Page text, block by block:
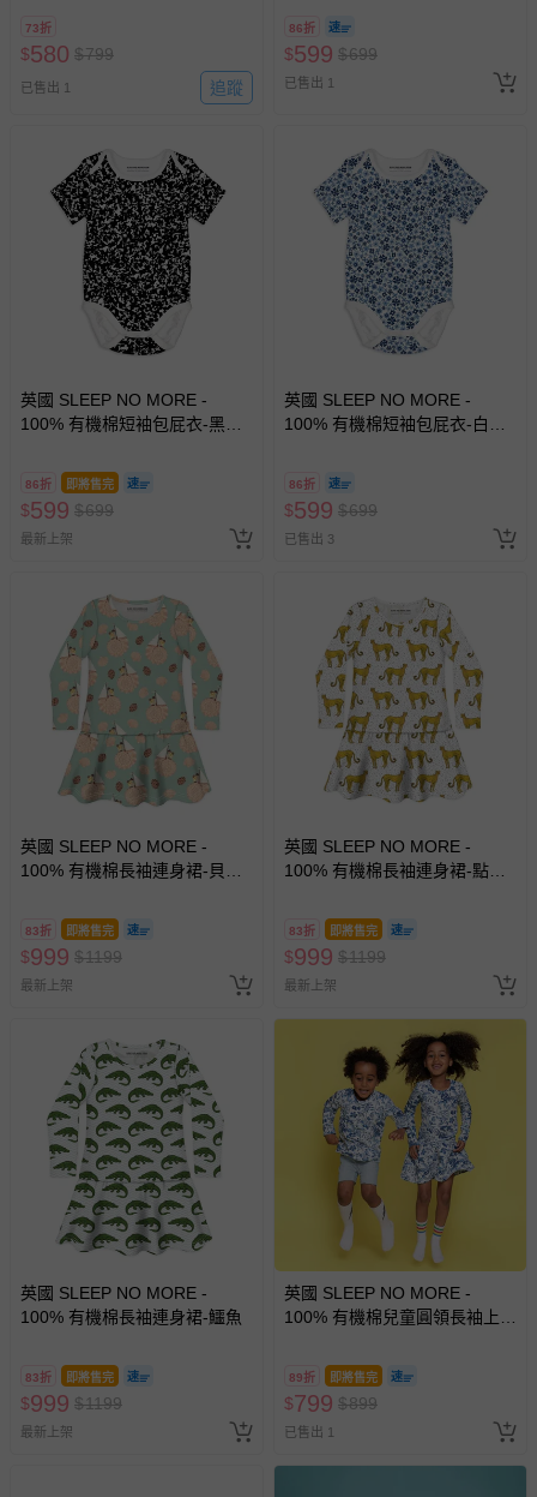
經消費者拆封之影音商品或電腦軟體（例如 DVD、CD
上服務，經消費者事先同意始提供（例如線上課程、遊
戲或活動點數等）。
已拆封之以下類型商品：
-個人衛生用品（例如尿布、貼身衣物、泳裝、襪子、地
墊、寢具類等）。
-新生兒親膚衣物（嬰幼兒包巾與背巾、包屁衣、學習
褲、紗布衣等）。
-接觸性孕哺產品（奶嘴、奶瓶、擠乳器、哺乳衣、托腹
-其他原廠盒裝商品封口處已貼上「不可拆封」，或具警
示字句等說明貼紙、封條者。
相關的退換貨辦理流程，可詳見：
其他常見問題：
運送服務：目前提供的運送僅限台灣本島。如您位於離島地
區，可能會無法配送，或須依據商品需加收離島運費。廠商
亦保留出貨與否的權利。離島、偏遠地區、樓層親送等加價
費用，可能會另需加收。
商品實際的配達日期，可於訂單個人資料內的查詢訂單內，
已出貨通知之訊息為主。
如您收到商品，請依正常流程檢查是否完好，若商品遇瑕疵
情形，您可申請更換新品或退貨，請見：退貨的辦理流程
若您對於會員帳號、商品訂購與資訊、購物流程、付款方
問，你可詳見：
媽咪愛客服中心。
預購商品：預購為海外同步代購，遇缺貨即會通知媽咪並協
助取消退款事宜。
商品如因「價格、組合」等錯誤原因，導致無法安排出貨，
會主動以簡訊及mail通知訂單取消事宜，並將提供適當補
償。
73折
$580 $799
已售出 1 追蹤
86折
$599 $699
已售出 1
英國 SLEEP NO MORE -
100% 有機棉短袖包屁衣-黑白
86折 即將售完
$599 $699
最新上架
英國 SLEEP NO MORE -
100% 有機棉短袖包屁衣-白底
86折
$599 $699
已售出 3
英國 SLEEP NO MORE -
100% 有機棉長袖連身裙-貝殼
83折 即將售完
$999 $1199
最新上架
英國 SLEEP NO MORE -
100% 有機棉長袖連身裙-點點
83折 即將售完
$999 $1199
最新上架
英國 SLEEP NO MORE -
100% 有機棉長袖連身裙-鱷魚
83折 即將售完
$999 $1199
最新上架
英國 SLEEP NO MORE -
100% 有機棉兒童圓領長袖上
89折 即將售完
$799 $899
已售出 1